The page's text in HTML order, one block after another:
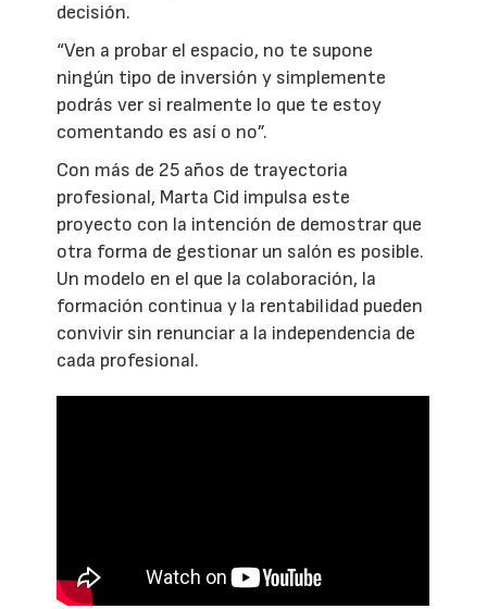
decisión.
“Ven a probar el espacio, no te supone
ningún tipo de inversión y simplemente
podrás ver si realmente lo que te estoy
comentando es así o no”.
Con más de 25 años de trayectoria
profesional, Marta Cid impulsa este
proyecto con la intención de demostrar que
otra forma de gestionar un salón es posible.
Un modelo en el que la colaboración, la
formación continua y la rentabilidad pueden
convivir sin renunciar a la independencia de
cada profesional.